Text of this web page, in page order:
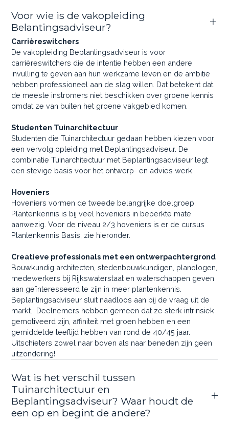
Voor wie is de vakopleiding
Belantingsadviseur?
Carrièreswitchers
De vakopleiding Beplantingsadviseur is voor
carrièreswitchers die de intentie hebben een andere
invulling te geven aan hun werkzame leven en de ambitie
hebben professioneel aan de slag willen. Dat betekent dat
de meeste instromers niet beschikken over groene kennis
omdat ze van buiten het groene vakgebied komen.
Studenten Tuinarchitectuur
Studenten die Tuinarchitectuur gedaan hebben kiezen voor
een vervolg opleiding met Beplantingsadviseur. De
combinatie Tuinarchitectuur met Beplantingsadviseur legt
een stevige basis voor het ontwerp- en advies werk.
Hoveniers
Hoveniers vormen de tweede belangrijke doelgroep.
Plantenkennis is bij veel hoveniers in beperkte mate
aanwezig. Voor de niveau 2/3 hoveniers is er de cursus
Plantenkennis Basis, zie hieronder.
Creatieve professionals met een ontwerpachtergrond
Bouwkundig architecten, stedenbouwkundigen, planologen,
medewerkers bij Rijkswaterstaat en waterschappen geven
aan geïnteresseerd te zijn in meer plantenkennis.
Beplantingsadviseur sluit naadloos aan bij de vraag uit de
markt. Deelnemers hebben gemeen dat ze sterk intrinsiek
gemotiveerd zijn, affiniteit met groen hebben en een
gemiddelde leeftijd hebben van rond de 40/45 jaar.
Uitschieters zowel naar boven als naar beneden zijn geen
uitzondering!
Wat is het verschil tussen
Tuinarchitectuur en
Beplantingsadviseur? Waar houdt de
een op en begint de andere?